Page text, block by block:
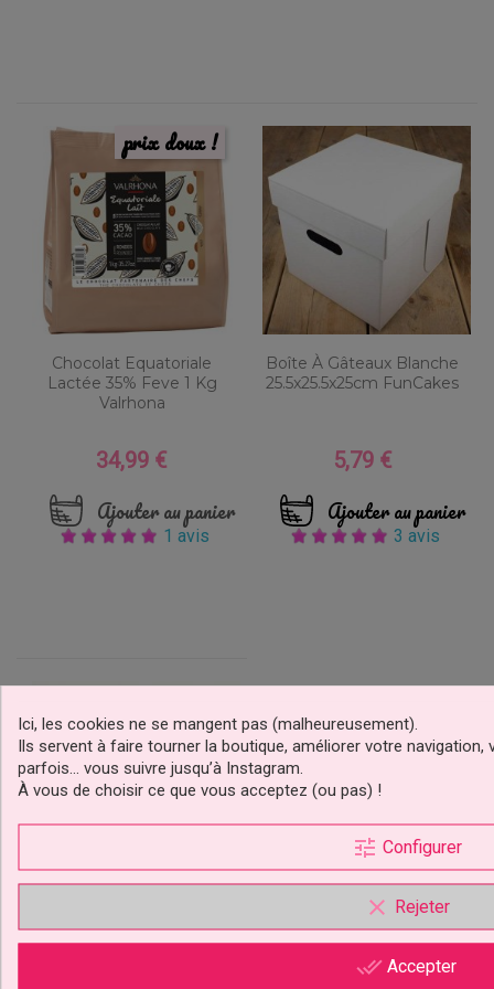
Chocolat Equatoriale
Lactée 35% Feve 1 Kg
Valrhona
Prix
34,99 €
Ajouter au panier
1 avis
prix doux !
Boîte À Gâteaux Blanche
25.5x25.5x25cm FunCakes
Prix
5,79 €
Ajouter au panier
3 avis
0
Ici, les cookies ne se mangent pas (malheureusement).
Ils servent à faire tourner la boutique, améliorer votre
parfois… vous suivre jusqu’à Instagram.
À vous de choisir ce que vous acceptez (ou pas) !
tune Configurer
clear Rejeter
done_all Accepter